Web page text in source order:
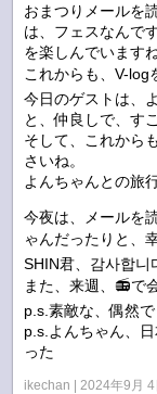
おまつりメールを
は、フェスなんで
を楽しんでいますね
これからも、V-log
今日のゲストは、
と、仲良しで、す
そして、これから
さいね。
よんちゃんとの旅
今夜は、メールを
ゃんだったりと、
SHIN君、감사합니
また、来週、📻️で
p.s.素敵な、偶然
p.s.よんちゃん、
った
ikechan 2024年9月